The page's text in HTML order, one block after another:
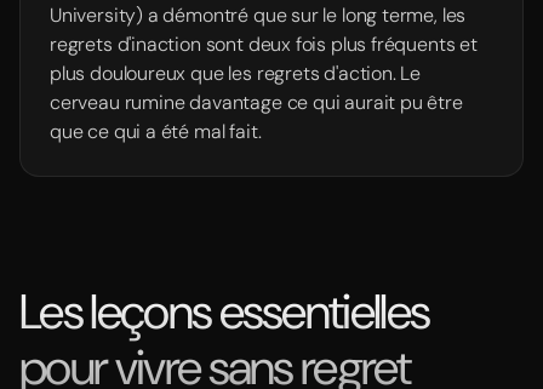
University) a démontré que sur le long terme, les
regrets d'inaction sont deux fois plus fréquents et
plus douloureux que les regrets d'action. Le
cerveau rumine davantage ce qui aurait pu être
que ce qui a été mal fait.
Les leçons essentielles
pour vivre sans regret